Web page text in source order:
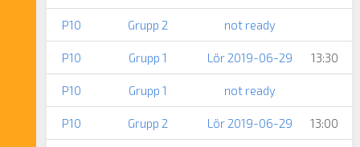
P10 Grupp 2 not ready
P10 Grupp 1 Lör 2019-06-29 13:30
P10 Grupp 1 not ready
P10 Grupp 2 Lör 2019-06-29 13:00